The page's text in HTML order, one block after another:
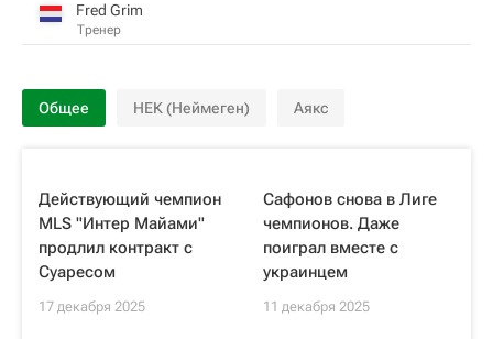
Fred Grim
Тренер
Общее НЕК (Неймеген) Аякс
Действующий чемпион
MLS "Интер Майами"
продлил контракт с
Суаресом
17 декабря 2025
Сафонов снова в Лиге
чемпионов. Даже
поиграл вместе с
украинцем
11 декабря 2025